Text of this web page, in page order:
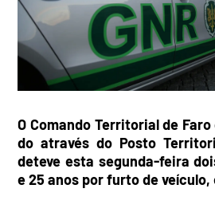
O Comando Territorial de Faro
do através do Posto
deteve esta segunda-feira
e 25 anos por furto de veículo,